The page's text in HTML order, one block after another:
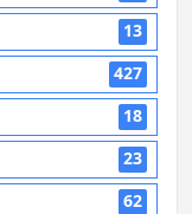
13
427
18
23
62